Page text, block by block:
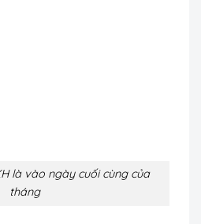
là vào ngày cuối cùng của
tháng